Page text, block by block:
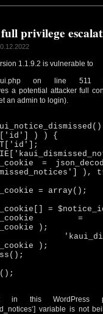
privilege
1.1.9.2 is vulnerable to
ui.php on line
a potential attacker full
an admin to login).
) ) {
=
),
= array();
=
=
);
);
in this
variable is not